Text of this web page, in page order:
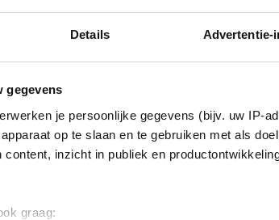
Details Advertentie-
gegevens
je persoonlijke gegevens (bijv. uw IP-
op te slaan en te gebruiken met als
content, inzicht in publiek en
graag:
‘PAS TOEN HIJ DE DEUR UIT WAS,
BESEFTE IK WAT ER ECHT WAS
GEBEURD’